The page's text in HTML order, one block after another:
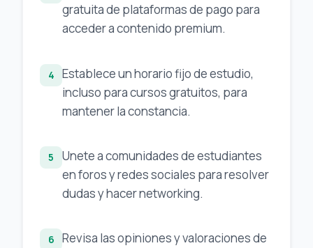
gratuita de plataformas de pago para
acceder a contenido premium.
4
Establece un horario fijo de estudio,
incluso para cursos gratuitos, para
mantener la constancia.
5
Unete a comunidades de estudiantes
en foros y redes sociales para resolver
dudas y hacer networking.
6
Revisa las opiniones y valoraciones de